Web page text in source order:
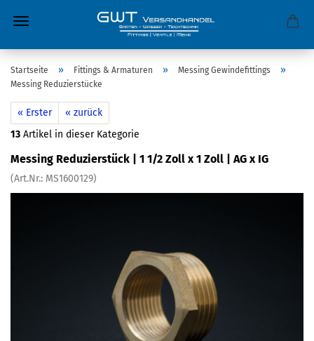
Startseite » Fittings & Armaturen » Messing Gewindefittings »
Messing Reduzierstücke
« Erster
« zurück
13 Artikel in dieser Kategorie
Messing Reduzierstück | 1 1/2 Zoll x 1 Zoll | AG x IG
(Art.Nr.: MS1600129)